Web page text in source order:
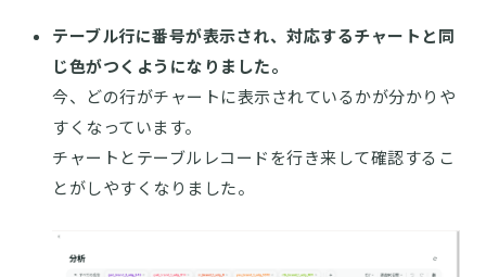
テーブル行に番号が表示され、対応するチャートと同
じ色がつくようになりました。
今、どの行がチャートに表示されているかが分かりや
すくなっています。
チャートとテーブルレコードを行き来して確認するこ
とがしやすくなりました。